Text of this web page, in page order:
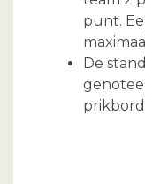
punt.
De